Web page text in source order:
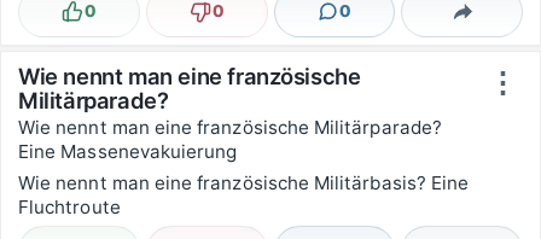
Lustig
0 Nicht lustig
0 0
Kommentare Teilen
⋮
Wie nennt man eine französische
Militärparade?
Wie nennt man eine französische Militärparade?
Eine Massenevakuierung
Wie nennt man eine französische Militärbasis? Eine
Fluchtroute